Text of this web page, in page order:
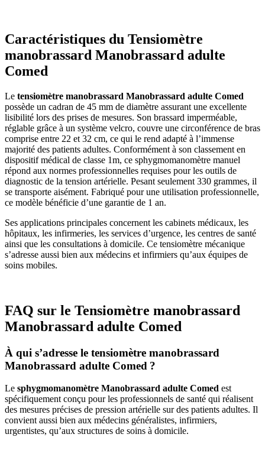
Caractéristiques du Tensiomètre
manobrassard Manobrassard adulte
Comed
Le tensiomètre manobrassard Manobrassard adulte Comed
possède un cadran de 45 mm de diamètre assurant une excellente
lisibilité lors des prises de mesures. Son brassard imperméable,
réglable grâce à un système velcro, couvre une circonférence de bras
comprise entre 22 et 32 cm, ce qui le rend adapté à l’immense
majorité des patients adultes. Conformément à son classement en
dispositif médical de classe 1m, ce sphygmomanomètre manuel
répond aux normes professionnelles requises pour les outils de
diagnostic de la tension artérielle. Pesant seulement 330 grammes, il
se transporte aisément. Fabriqué pour une utilisation professionnelle,
ce modèle bénéficie d’une garantie de 1 an.
Ses applications principales concernent les cabinets médicaux, les
hôpitaux, les infirmeries, les services d’urgence, les centres de santé
ainsi que les consultations à domicile. Ce tensiomètre mécanique
s’adresse aussi bien aux médecins et infirmiers qu’aux équipes de
soins mobiles.
FAQ sur le Tensiomètre manobrassard
Manobrassard adulte Comed
À qui s’adresse le tensiomètre manobrassard
Manobrassard adulte Comed ?
Le sphygmomanomètre Manobrassard adulte Comed est
spécifiquement conçu pour les professionnels de santé qui réalisent
des mesures précises de pression artérielle sur des patients adultes. Il
convient aussi bien aux médecins généralistes, infirmiers,
urgentistes, qu’aux structures de soins à domicile.